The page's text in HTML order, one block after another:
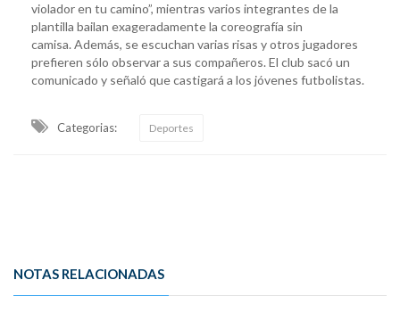
violador en tu camino”, mientras varios integrantes de la
plantilla bailan exageradamente la coreografía sin
camisa. Además, se escuchan varias risas y otros jugadores
prefieren sólo observar a sus compañeros. El club sacó un
comunicado y señaló que castigará a los jóvenes futbolistas.
Categorias: Deportes
NOTAS RELACIONADAS